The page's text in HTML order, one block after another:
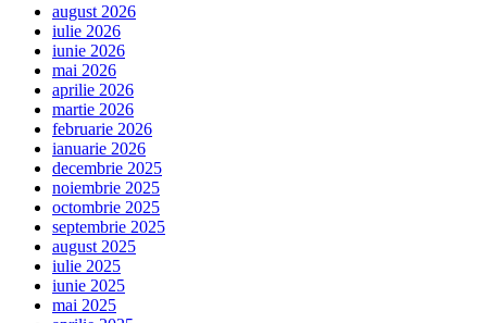
august 2026
iulie 2026
iunie 2026
mai 2026
aprilie 2026
martie 2026
februarie 2026
ianuarie 2026
decembrie 2025
noiembrie 2025
octombrie 2025
septembrie 2025
august 2025
iulie 2025
iunie 2025
mai 2025